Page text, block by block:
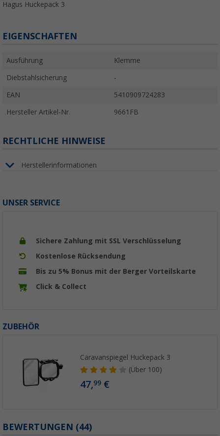
Hagus Huckepack 3
EIGENSCHAFTEN
Ausführung Klemme
Diebstahlsicherung -
EAN 5410909724283
Hersteller Artikel-Nr. 9661FB
RECHTLICHE HINWEISE
Herstellerinformationen
UNSER SERVICE
Sichere Zahlung mit SSL Verschlüsselung
Kostenlose Rücksendung
Bis zu 5% Bonus mit der Berger Vorteilskarte
Click & Collect
ZUBEHÖR
Caravanspiegel Huckepack 3
(Über100)
47,99 €
BEWERTUNGEN (44)